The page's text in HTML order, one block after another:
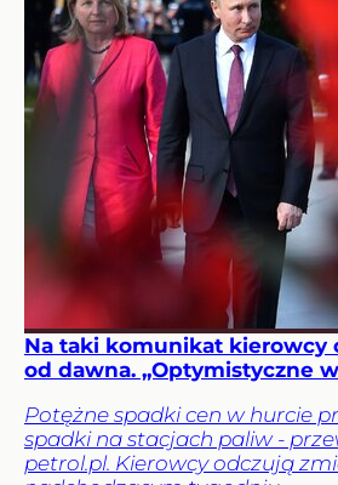
Na taki komunikat kierowcy
od dawna. „Optymistyczne
Potężne spadki cen w hurcie
spadki na stacjach paliw -
petrol.pl. Kierowcy odczują